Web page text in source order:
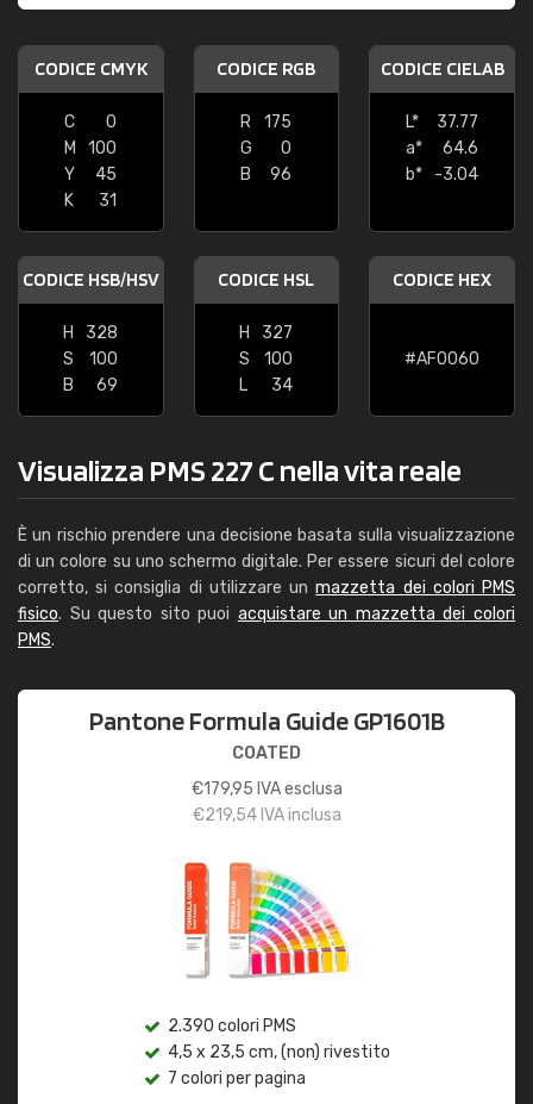
CODICE CMYK
C
0
M
100
Y
45
K
31
CODICE RGB
R
175
G
0
B
96
CODICE CIELAB
L*
37.77
a*
64.6
b*
-3.04
CODICE HSB/HSV
H
328
S
100
B
69
CODICE HSL
H
327
S
100
L
34
CODICE HEX
#AF0060
Visualizza PMS 227 C nella vita reale
È un rischio prendere una decisione basata sulla visualizzazione
di un colore su uno schermo digitale. Per essere sicuri del colore
corretto, si consiglia di utilizzare unmazzetta dei colori PMS
fisico. Su questo sito puoi acquistare un mazzetta dei colori
PMS.
Pantone Formula Guide GP1601B
COATED
€179,95 IVA esclusa
€219,54IVA inclusa
2.390 colori PMS
4,5 x 23,5 cm, (non) rivestito
7 colori per pagina